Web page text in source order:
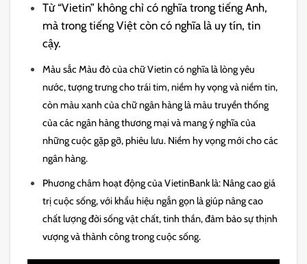
Từ “Vietin” không chỉ có nghĩa trong tiếng Anh,
mà trong tiếng Việt còn có nghĩa là uy tín, tin
cậy.
Màu sắc Màu đỏ của chữ Vietin có nghĩa là lòng yêu
nước, tượng trưng cho trái tim, niềm hy vọng và niềm tin,
còn màu xanh của chữ ngân hàng là màu truyền thống
của các ngân hàng thương mại và mang ý nghĩa của
những cuộc gặp gỡ, phiêu lưu. Niềm hy vọng mới cho các
ngân hàng.
Phương châm hoạt động của VietinBank là: Nâng cao giá
trị cuộc sống, với khẩu hiệu ngắn gọn là giúp nâng cao
chất lượng đời sống vật chất, tinh thần, đảm bảo sự thịnh
vượng và thành công trong cuộc sống.